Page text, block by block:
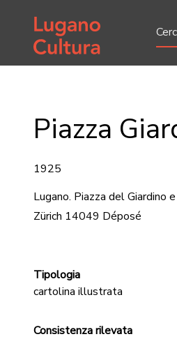
Home page
Piazza
1925
Lugano. Piazza del Giardino
Zürich 14049 Déposé
Tipologia
cartolina illustrata
Consistenza rilevata